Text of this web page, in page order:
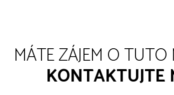
MÁTE ZÁJEM O
KONTAKTUJTE